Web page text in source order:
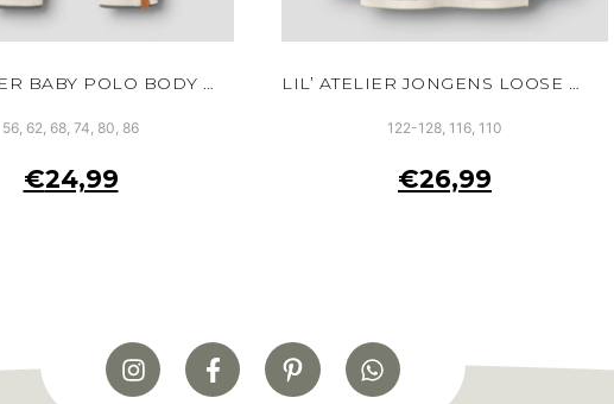
56, 62, 68, 74, 80, 86
€24,99
122-128, 116, 110
€26,99